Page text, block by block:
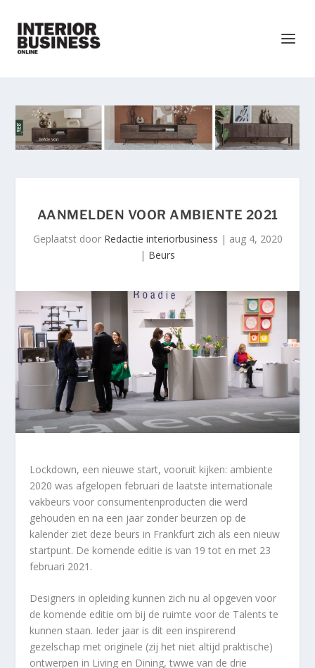
AANMELDEN VOOR AMBIENTE 2021
Geplaatst door Redactie interiorbusiness | aug 4, 2020
| Beurs
Lockdown, een nieuwe start, vooruit kijken: ambiente
2020 was afgelopen februari de laatste internationale
vakbeurs voor consumentenproducten die werd
gehouden en na een jaar zonder beurzen op de
kalender ziet deze beurs in Frankfurt zich als een nieuw
startpunt. De komende editie is van 19 tot en met 23
februari 2021.
Designers in opleiding kunnen zich nu al opgeven voor
de komende editie om bij de ruimte voor de Talents te
kunnen staan. Ieder jaar is dit een inspirerend
gezelschap met originele (zij het niet altijd praktische)
ontwerpen in Living en Dining, twwe van de drie